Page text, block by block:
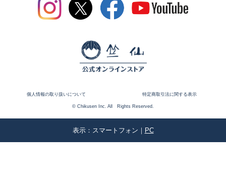
個人情報の取り扱いについて 特定商取引法に関する表示
© Chikusen Inc. All Rights Reserved.
表示：スマートフォン｜ PC